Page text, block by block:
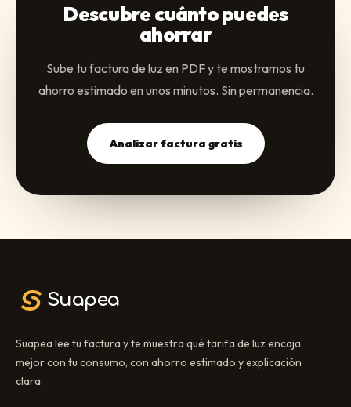
Descubre cuánto puedes
ahorrar
Sube tu factura de luz en PDF y te mostramos tu
ahorro estimado en unos minutos. Sin permanencia.
Analizar factura gratis
Suapea
Suapea lee tu factura y te muestra qué tarifa de luz encaja
mejor con tu consumo, con ahorro estimado y explicación
clara.